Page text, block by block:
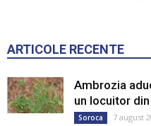
ARTICOLE RECENTE
Ambrozia
un locuitor
Soroca 7 august